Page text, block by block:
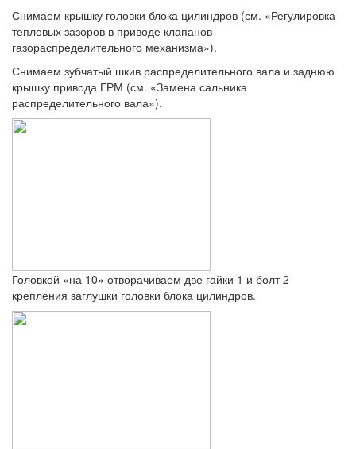
Снимаем крышку головки блока цилиндров (см. «Регулировка
тепловых зазоров в приводе клапанов
газораспределительного механизма»).
Снимаем зубчатый шкив распределительного вала и заднюю
крышку привода ГРМ (см. «Замена сальника
распределительного вала»).
Головкой «на 10» отворачиваем две гайки 1 и болт 2
крепления заглушки головки блока цилиндров.